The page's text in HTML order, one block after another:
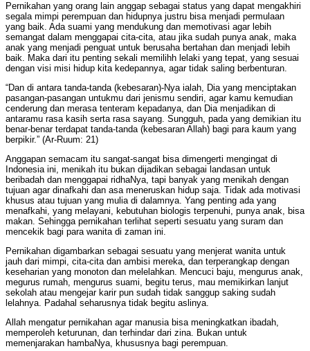
Pernikahan yang orang lain anggap sebagai status yang dapat mengakhiri
segala mimpi perempuan dan hidupnya justru bisa menjadi permulaan
yang baik. Ada suami yang mendukung dan memotivasi agar lebih
semangat dalam menggapai cita-cita, atau jika sudah punya anak, maka
anak yang menjadi penguat untuk berusaha bertahan dan menjadi lebih
baik. Maka dari itu penting sekali memilihh lelaki yang tepat, yang sesuai
dengan visi misi hidup kita kedepannya, agar tidak saling berbenturan.
“Dan di antara tanda-tanda (kebesaran)-Nya ialah, Dia yang menciptakan
pasangan-pasangan untukmu dari jenismu sendiri, agar kamu kemudian
cenderung dan merasa tenteram kepadanya, dan Dia menjadikan di
antaramu rasa kasih serta rasa sayang. Sungguh, pada yang demikian itu
benar-benar terdapat tanda-tanda (kebesaran Allah) bagi para kaum yang
berpikir.” (Ar-Ruum: 21)
Anggapan semacam itu sangat-sangat bisa dimengerti mengingat di
Indonesia ini, menikah itu bukan dijadikan sebagai landasan untuk
beribadah dan menggapai ridhaNya, tapi banyak yang menikah dengan
tujuan agar dinafkahi dan asa meneruskan hidup saja. Tidak ada motivasi
khusus atau tujuan yang mulia di dalamnya. Yang penting ada yang
menafkahi, yang melayani, kebutuhan biologis terpenuhi, punya anak, bisa
makan. Sehingga pernikahan terlihat seperti sesuatu yang suram dan
mencekik bagi para wanita di zaman ini.
Pernikahan digambarkan sebagai sesuatu yang menjerat wanita untuk
jauh dari mimpi, cita-cita dan ambisi mereka, dan terperangkap dengan
keseharian yang monoton dan melelahkan. Mencuci baju, mengurus anak,
megurus rumah, mengurus suami, begitu terus, mau memikirkan lanjut
sekolah atau mengejar karir pun sudah tidak sanggup saking sudah
lelahnya. Padahal seharusnya tidak begitu aslinya.
Allah mengatur pernikahan agar manusia bisa meningkatkan ibadah,
memperoleh keturunan, dan terhindar dari zina. Bukan untuk
memenjarakan hambaNya, khususnya bagi perempuan.